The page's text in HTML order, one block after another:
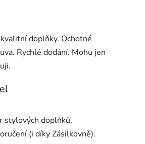
je 5 z 5 hvězdiček.
doplňky. Ochotné
Rychlé dodání. Mohu jen
je 5 z 5 hvězdiček.
stylových doplňků,
(i díky Zásilkovně).